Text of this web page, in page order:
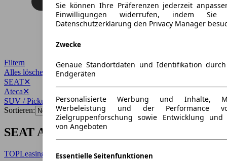
Sie können Ihre Präferenzen jederzeit
Einwilligungen widerrufen, indem
Datenschutzerklärung den Privacy Manager
Zwecke
Genaue Standortdaten und Identifikation
Endgeräten
Personalisierte Werbung und Inhalte,
Werbeleistung und der Performance
Zielgruppenforschung sowie Entwicklung und
von Angeboten
Essentielle Seitenfunktionen
Filtern
Alles löschen
SEAT✕
Ateca✕
SUV / Pickup
Sortieren:
SEAT Ateca SUV / Pickup Angebote
TOPLeasing